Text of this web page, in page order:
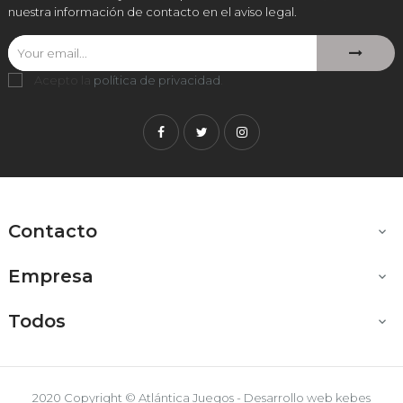
nuestra información de contacto en el aviso legal.
Acepto la política de privacidad
FacebookTwitterInstagram
Contacto 
Empresa 
Todos 
2020 Copyright © Atlántica Juegos - Desarrollo web kebes